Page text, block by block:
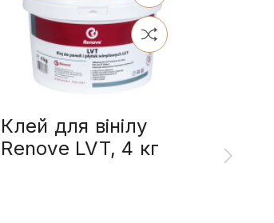
Клей для вінілу
Renove LVT, 4 кг